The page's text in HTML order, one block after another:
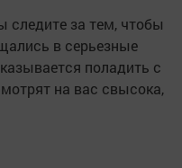
следите за тем, чтобы
в серьезные
поладить с
на вас свысока,